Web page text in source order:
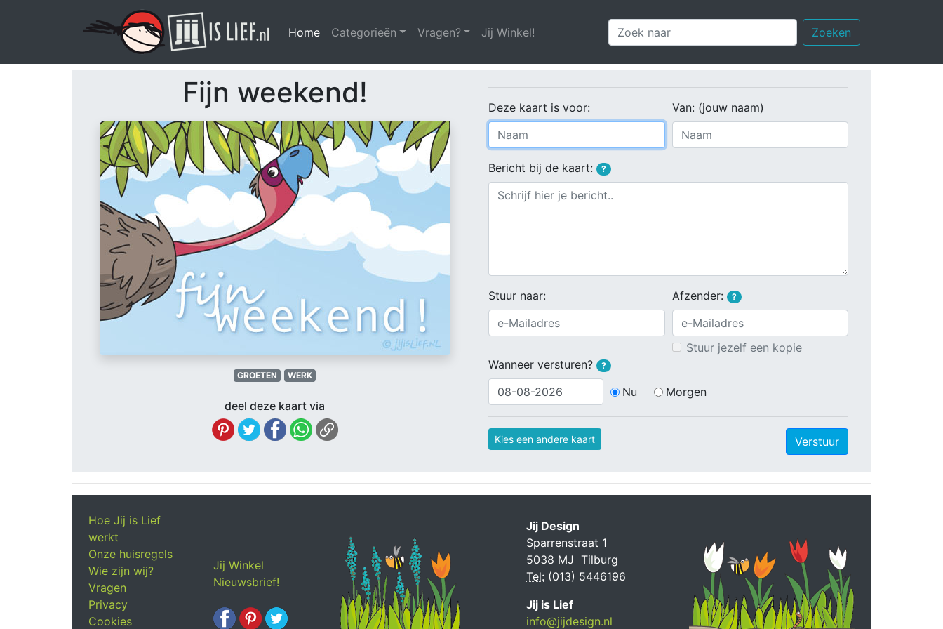
Home (huidige)
Categorieën Vragen? Jij Winkel! Zoeken
Fijn weekend!
GROETEN WERK
deel deze kaart via
Deze kaart is voor: Van: (jouw naam)
Bericht bij de kaart: ?
Stuur naar: Afzender: ?
Stuur jezelf een kopie
Wanneer versturen?
?
Nu Morgen
Kies een andere kaart Verstuur
Hoe Jij is Lief
werkt
Onze huisregels
Wie zijn wij?
Vragen
Privacy
Cookies
Jij Winkel
Nieuwsbrief!
Jij Design
Sparrenstraat 1
5038 MJ Tilburg
Tel: (013) 5446196
Jij is Lief
info@jijdesign.nl